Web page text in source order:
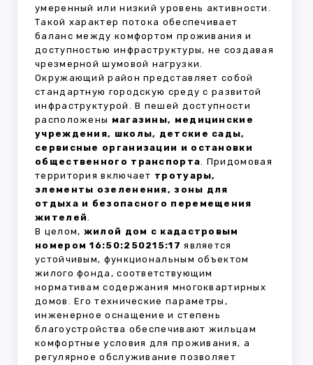
умеренный или низкий уровень активности.
Такой характер потока обеспечивает
баланс между комфортом проживания и
доступностью инфраструктуры, не создавая
чрезмерной шумовой нагрузки.
Окружающий район представляет собой
стандартную городскую среду с развитой
инфраструктурой. В пешей доступности
расположены магазины, медицинские
учреждения, школы, детские сады,
сервисные организации и остановки
общественного транспорта. Придомовая
территория включает тротуары,
элементы озеленения, зоны для
отдыха и безопасного перемещения
жителей.
В целом, жилой дом с кадастровым
номером 16:50:250215:17 является
устойчивым, функциональным объектом
жилого фонда, соответствующим
нормативам содержания многоквартирных
домов. Его технические параметры,
инженерное оснащение и степень
благоустройства обеспечивают жильцам
комфортные условия для проживания, а
регулярное обслуживание позволяет